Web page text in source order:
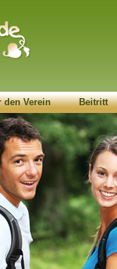
den Verein Beitritt